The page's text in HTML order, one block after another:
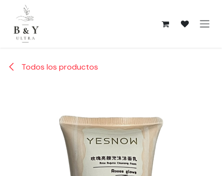
Ir al contenido
Todos los productos